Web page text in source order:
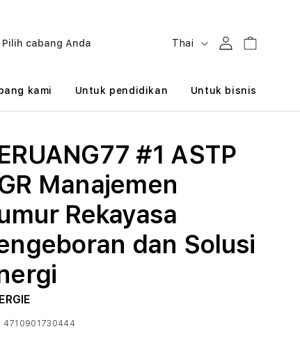
Pilih cabang Anda
B
h
Thai MasukKeranjang
kami Untuk pendidikan Untuk bisnis
#1 ASTP
Manajemen
Rekayasa
dan Solusi
4710901730444